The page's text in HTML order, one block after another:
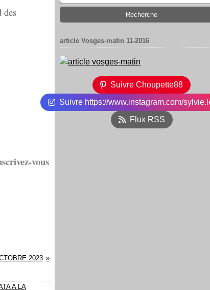
des
vous
2023
article Vosges-matin 11-2016
Suivre Choupette88
Suivre https://www.instagram.com/
Flux RSS